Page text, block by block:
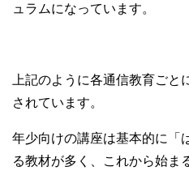
ュラムになっています。
上記のように各通信教育ご
されています。
年少向けの講座は基本的に「
る教材が多く、これから始ま